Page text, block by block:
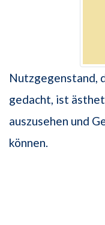
Nutzgegenstand,
gedacht, ist
auszusehen und
können.